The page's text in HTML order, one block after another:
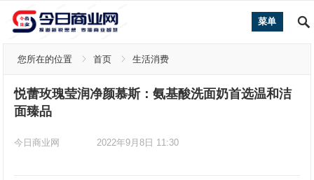
菜单
您所在的位置 首页 生活消费
悦蕾玫瑰莹润净颜慕斯：氨基酸洗面奶首选温和洁
面臻品
今日商业网 2022年9月8日 11:30